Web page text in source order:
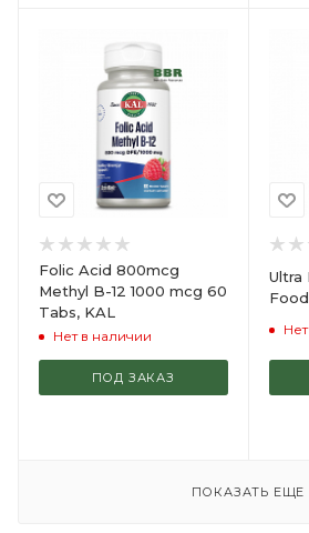
Folic Acid 800mcg
Methyl B-12 1000 mcg 60
Tabs, KAL
Нет в наличии
ПОД ЗАКАЗ
Ultra
ПОКАЗАТЬ ЕЩЕ